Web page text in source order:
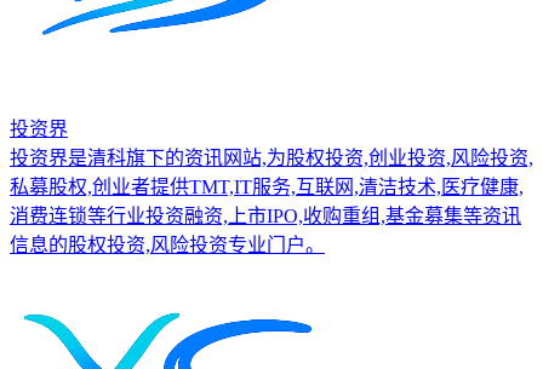
投资界
投资界是清科旗下的资讯网站,为股权投资,创业投资,风险投资,
私募股权,创业者提供TMT,IT服务,互联网,清洁技术,医疗健康,
消费连锁等行业投资融资,上市IPO,收购重组,基金募集等资讯
信息的股权投资,风险投资专业门户。